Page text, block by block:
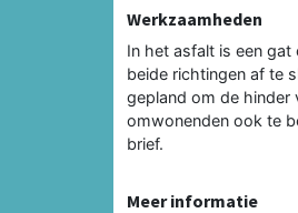
Werkzaamheden
In het asfalt is een
beide richtingen af te
gepland om de hinder
omwonenden ook te
brief.
Meer informatie